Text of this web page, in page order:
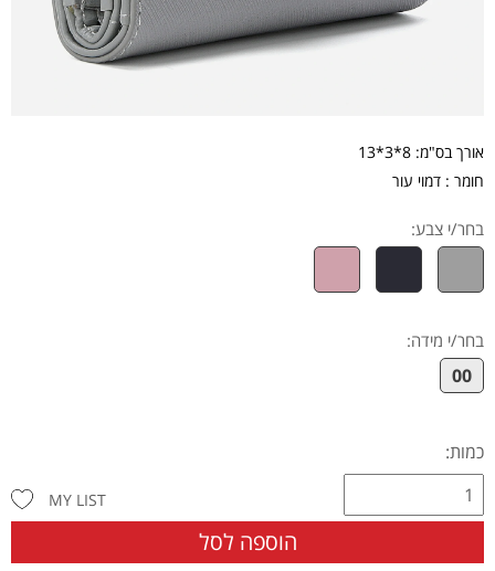
אורך בס"מ: 8*3*13
חומר : דמוי עור
בחר/י צבע:
בחר/י מידה:
00
כמות:
הוספה לסל
MY LIST